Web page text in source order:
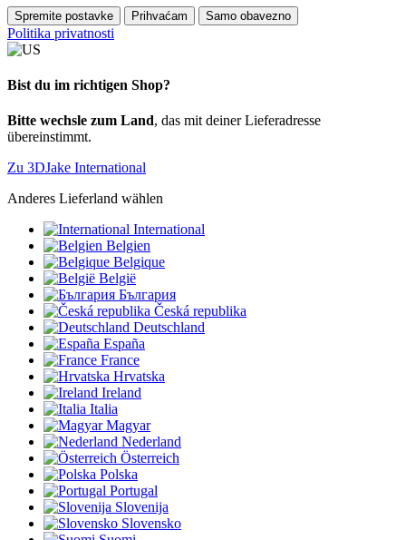
Spremite postavke Prihvaćam Samo obavezno
Politika privatnosti
Bist du im richtigen Shop?
Bitte wechsle zum Land, das mit deiner Lieferadresse
übereinstimmt.
Zu 3DJake International
Anderes Lieferland wählen
International
Belgien
Belgique
België
България
Česká republika
Deutschland
España
France
Hrvatska
Ireland
Italia
Magyar
Nederland
Österreich
Polska
Portugal
Slovenija
Slovensko